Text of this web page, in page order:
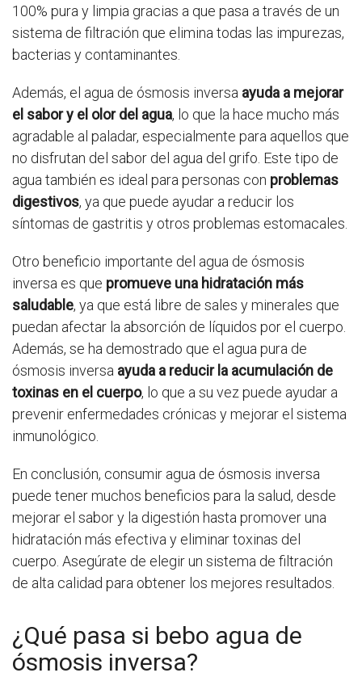
100% pura y limpia gracias a que pasa a través de un
sistema de filtración que elimina todas las impurezas,
bacterias y contaminantes.
Además, el agua de ósmosis inversa ayuda a mejorar
el sabor y el olor del agua, lo que la hace mucho más
agradable al paladar, especialmente para aquellos que
no disfrutan del sabor del agua del grifo. Este tipo de
agua también es ideal para personas con problemas
digestivos, ya que puede ayudar a reducir los
síntomas de gastritis y otros problemas estomacales.
Otro beneficio importante del agua de ósmosis
inversa es que promueve una hidratación más
saludable, ya que está libre de sales y minerales que
puedan afectar la absorción de líquidos por el cuerpo.
Además, se ha demostrado que el agua pura de
ósmosis inversa ayuda a reducir la acumulación de
toxinas en el cuerpo, lo que a su vez puede ayudar a
prevenir enfermedades crónicas y mejorar el sistema
inmunológico.
En conclusión, consumir agua de ósmosis inversa
puede tener muchos beneficios para la salud, desde
mejorar el sabor y la digestión hasta promover una
hidratación más efectiva y eliminar toxinas del
cuerpo. Asegúrate de elegir un sistema de filtración
de alta calidad para obtener los mejores resultados.
¿Qué pasa si bebo agua de
ósmosis inversa?